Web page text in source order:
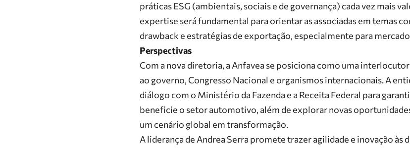
práticas ESG (ambientais, sociais e de governança) cada vez mais
expertise será fundamental para orientar as associadas em temas
drawback e estratégias de exportação, especialmente para
Perspectivas
Com a nova diretoria, a Anfavea se posiciona como uma
ao governo, Congresso Nacional e organismos internacionais. A
diálogo com o Ministério da Fazenda e a Receita Federal para
beneficie o setor automotivo, além de explorar novas
um cenário global em transformação.
A liderança deAndrea Serra promete trazer agilidade e inovação às